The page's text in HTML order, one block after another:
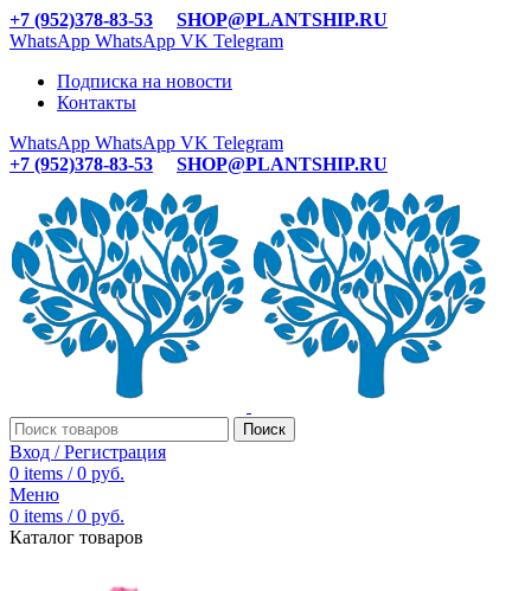
+7 (952)378-83-53
SHOP@PLANTSHIP.RU
WhatsApp WhatsApp VK Telegram
Подписка на новости
Контакты
WhatsApp WhatsApp VK Telegram
+7 (952)378-83-53
SHOP@PLANTSHIP.RU
Поиск
Вход / Регистрация
0 items / 0 руб.
Меню
0 items / 0 руб.
Каталог товаров